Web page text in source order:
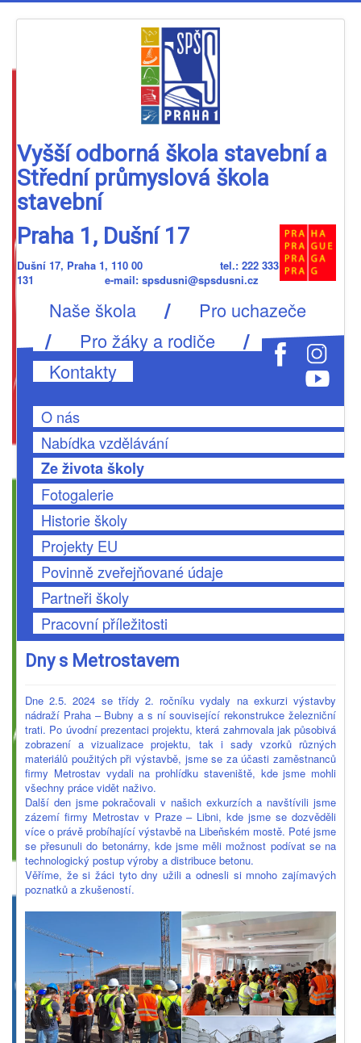
Vyšší odborná škola stavební a
Střední průmyslová škola
stavební
Praha 1, Dušní 17
Dušní 17, Praha 1, 110 00 tel.: 222 333
131 e-mail: spsdusni@spsdusni.cz
Naše škola / Pro uchazeče
/ Pro žáky a rodiče /
Kontakty
O nás
Nabídka vzdělávání
Ze života školy
Fotogalerie
Historie školy
Projekty EU
Povinně zveřejňované údaje
Partneři školy
Pracovní příležitosti
Dny s Metrostavem
Dne 2.5. 2024 se třídy 2. ročníku vydaly na exkurzi výstavby
nádraží Praha – Bubny a s ní související rekonstrukce železniční
trati. Po úvodní prezentaci projektu, která zahrnovala jak působivá
zobrazení a vizualizace projektu, tak i sady vzorků různých
materiálů použitých při výstavbě, jsme se za účasti zaměstnanců
firmy Metrostav vydali na prohlídku staveniště, kde jsme mohli
všechny práce vidět naživo.
Další den jsme pokračovali v našich exkurzích a navštívili jsme
zázemí firmy Metrostav v Praze – Libni, kde jsme se dozvěděli
více o právě probíhající výstavbě na Libeňském mostě. Poté jsme
se přesunuli do betonárny, kde jsme měli možnost podívat se na
technologický postup výroby a distribuce betonu.
Věříme, že si žáci tyto dny užili a odnesli si mnoho zajímavých
poznatků a zkušeností.